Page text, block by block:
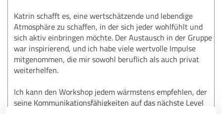
Katrin schafft es, eine wertschätzende und lebendige
Atmosphäre zu schaffen, in der sich jeder wohlfühlt und
sich aktiv einbringen möchte. Der Austausch in der Gruppe
war inspirierend, und ich habe viele wertvolle Impulse
mitgenommen, die mir sowohl beruflich als auch privat
weiterhelfen.
Ich kann den Workshop jedem wärmstens empfehlen, der
seine Kommunikationsfähigkeiten auf das nächste Level